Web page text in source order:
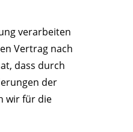
verarbeiten
Vertrag nach
dass durch
der
wir für die